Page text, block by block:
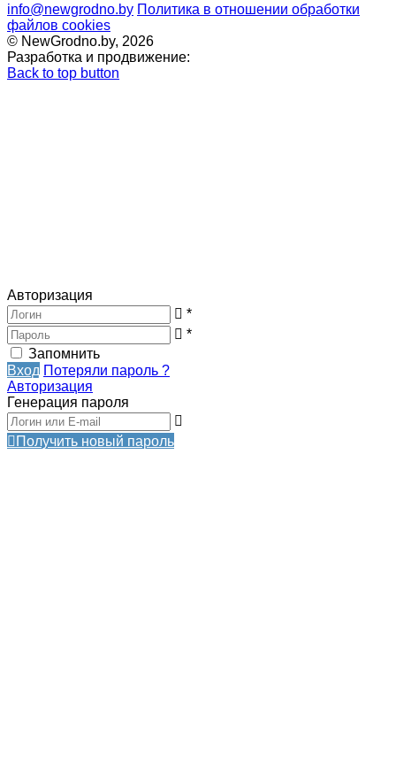
info@newgrodno.by Политика в отношении обработки
файлов cookies
© NewGrodno.by, 2026
Разработка и продвижение:
Back to top button
Авторизация
*
*
Запомнить
Вход Потеряли пароль ?
Авторизация
Генерация пароля
Получить новый пароль